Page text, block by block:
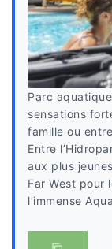
Parc
sensations
famille ou
Entre
aux plus
Far West pour
l’immense